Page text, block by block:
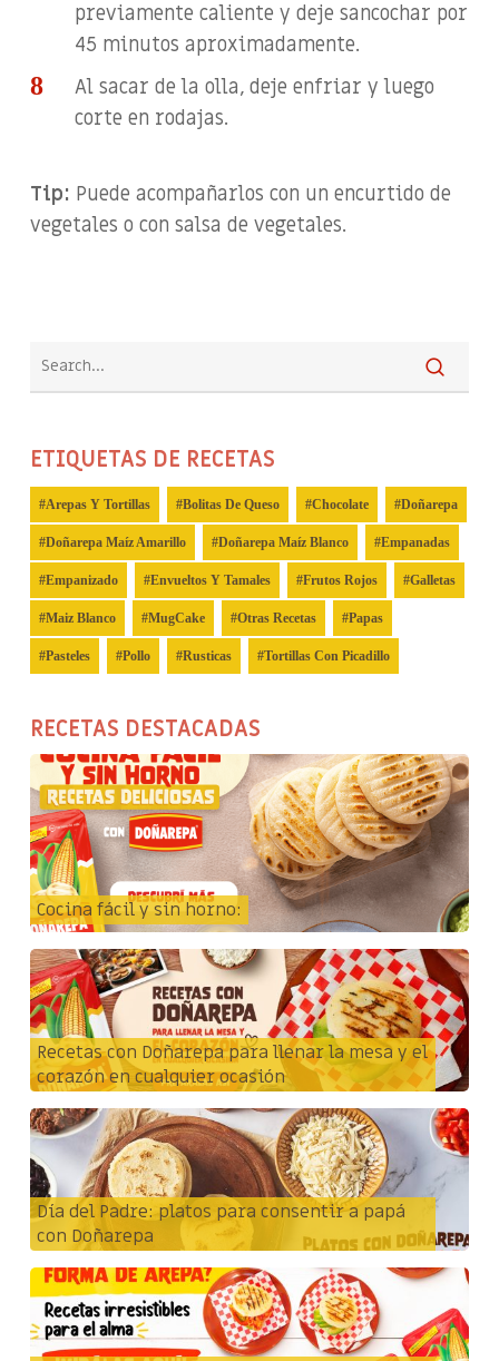
previamente caliente y deje sancochar por
45 minutos aproximadamente.
Al sacar de la olla, deje enfriar y luego
corte en rodajas.
Tip: Puede acompañarlos con un encurtido de
vegetales o con salsa de vegetales.
ETIQUETAS DE RECETAS
Arepas Y Tortillas Bolitas De Queso Chocolate Doñarepa
Doñarepa Maíz Amarillo Doñarepa Maíz Blanco Empanadas
Empanizado Envueltos Y Tamales Frutos Rojos Galletas
Maiz Blanco MugCake Otras Recetas Papas
Pasteles Pollo Rusticas Tortillas Con Picadillo
RECETAS DESTACADAS
Cocina fácil y sin horno:
Recetas con Doñarepa para llenar la mesa y el
corazón en cualquier ocasión
Día del Padre: platos para consentir a papá
con Doñarepa